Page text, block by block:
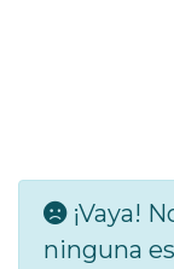
¡Vaya!
ninguna